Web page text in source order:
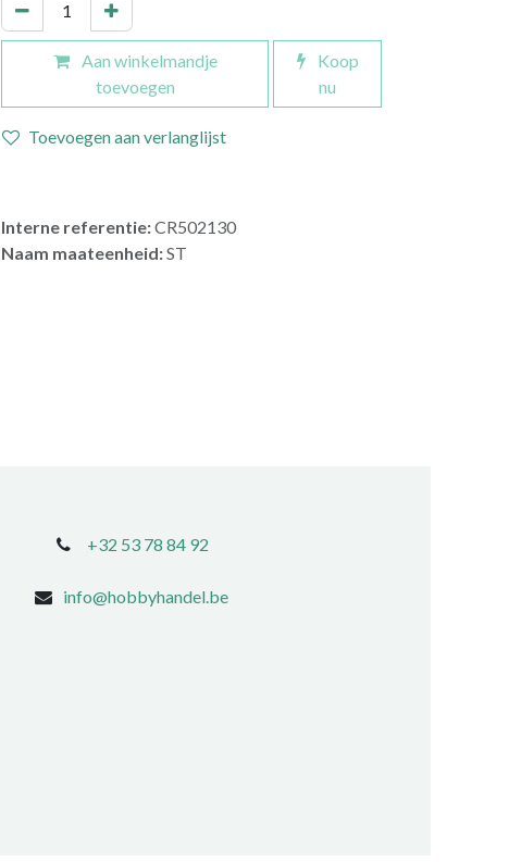
Aan winkelmandje
toevoegen
Koop
nu
Toevoegen aan verlanglijst
Interne referentie:CR502130
Naam maateenheid:ST
+32 53 78 84 92
info@hobbyhandel.be